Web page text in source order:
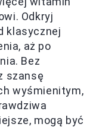
Odkryj
klasycznej
aż po
Bez
szansę
wyśmienitym,
mogą być